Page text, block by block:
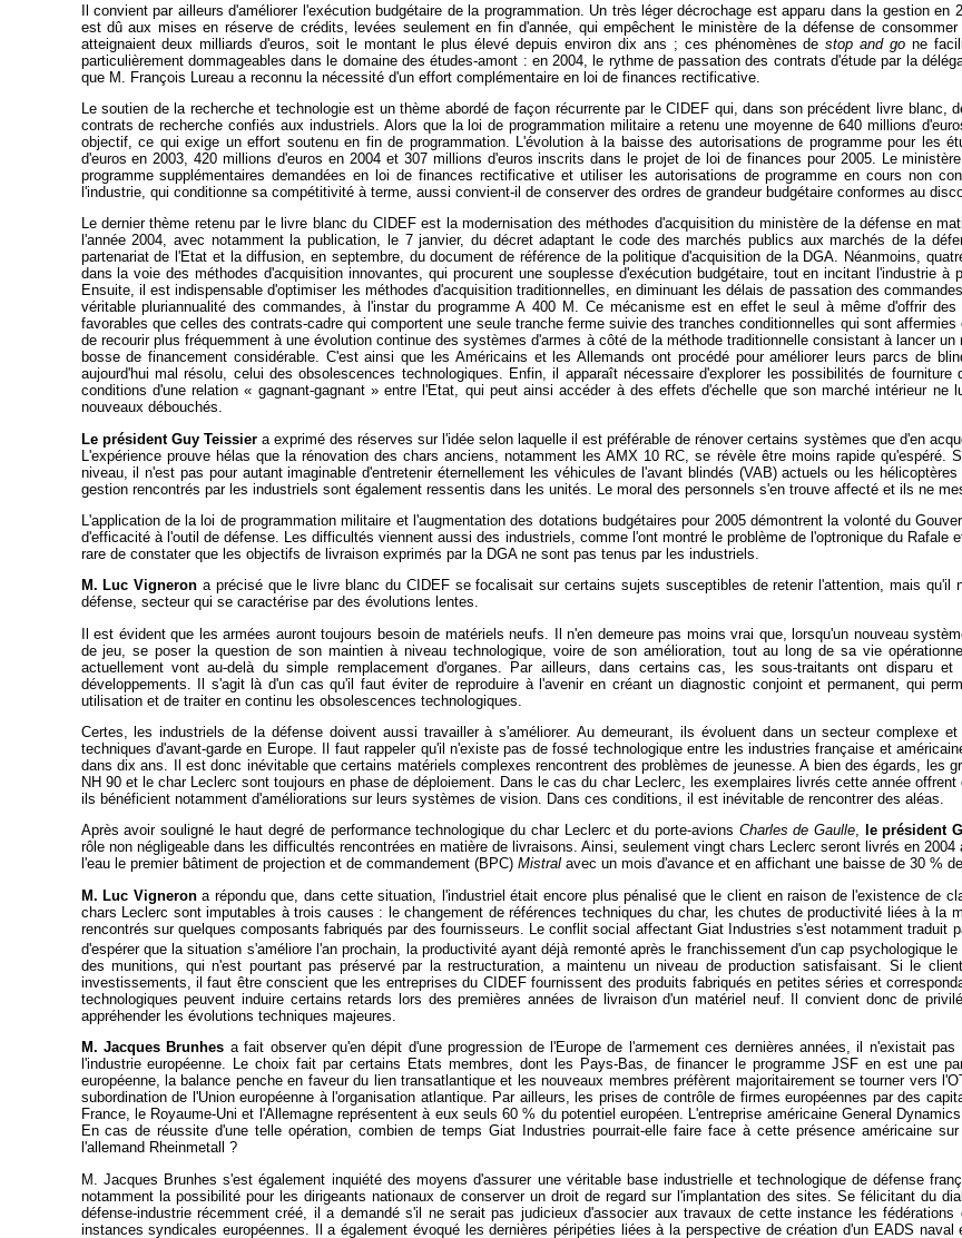
Il convient par ailleurs d'améliorer l'exécution budgétaire de la programmation. Un très léger décrochage est apparu dans la gestion
est dû aux mises en réserve de crédits, levées seulement en fin d'année, qui empêchent le ministère de la défense de
atteignaient deux milliards d'euros, soit le montant le plus élevé depuis environ dix ans ; ces phénomènes destop and go ne
particulièrement dommageables dans le domaine des études-amont : en 2004, le rythme de passation des contrats d'étude par la
que M. François Lureau a reconnu la nécessité d'un effort complémentaire en loi de finances rectificative.
Le soutien de la recherche et technologie est un thème abordé de façon récurrente par le CIDEF qui, dans son précédent livre blanc,
contrats de recherche confiés aux industriels. Alors que la loi de programmation militaire a retenu une moyenne de 640 millions
objectif, ce qui exige un effort soutenu en fin de programmation. L'évolution à la baisse des autorisations de programme pour les
d'euros en 2003, 420 millions d'euros en 2004 et 307 millions d'euros inscrits dans le projet de loi de finances pour 2005. Le
programme supplémentaires demandées en loi de finances rectificative et utiliser les autorisations de programme en cours non
l'industrie, qui conditionne sa compétitivité à terme, aussi convient-il de conserver des ordres de grandeur budgétaire conformes au
Le dernier thème retenu par le livre blanc du CIDEF est la modernisation des méthodes d'acquisition du ministère de la défense en
l'année 2004, avec notamment la publication, le 7 janvier, du décret adaptant le code des marchés publics aux marchés de la
partenariat de l'Etat et la diffusion, en septembre, du document de référence de la politique d'acquisition de la DGA. Néanmoins,
dans la voie des méthodes d'acquisition innovantes, qui procurent une souplesse d'exécution budgétaire, tout en incitant l'industrie
Ensuite, il est indispensable d'optimiser les méthodes d'acquisition traditionnelles, en diminuant les délais de passation des
véritable pluriannualité des commandes, à l'instar du programme A 400 M. Ce mécanisme est en effet le seul à même d'offrir
favorables que celles des contrats-cadre qui comportent une seule tranche ferme suivie des tranches conditionnelles qui sont
de recourir plus fréquemment à une évolution continue des systèmes d'armes à côté de la méthode traditionnelle consistant à lancer
bosse de financement considérable. C'est ainsi que les Américains et les Allemands ont procédé pour améliorer leurs parcs de
aujourd'hui mal résolu, celui des obsolescences technologiques. Enfin, il apparaît nécessaire d'explorer les possibilités de
conditions d'une relation « gagnant-gagnant » entre l'Etat, qui peut ainsi accéder à des effets d'échelle que son marché intérieur
nouveaux débouchés.
Le président Guy Teissiera exprimé des réserves sur l'idée selon laquelle il est préférable de rénover certains systèmes que d'en
L'expérience prouve hélas que la rénovation des chars anciens, notamment les AMX 10 RC, se révèle être moins rapide
niveau, il n'est pas pour autant imaginable d'entretenir éternellement les véhicules de l'avant blindés (VAB) actuels ou les
gestion rencontrés par les industriels sont également ressentis dans les unités. Le moral des personnels s'en trouve affecté et ils ne
L'application de la loi de programmation militaire et l'augmentation des dotations budgétaires pour 2005 démontrent la volonté du
d'efficacité à l'outil de défense. Les difficultés viennent aussi des industriels, comme l'ont montré le problème de l'optronique du
rare de constater que les objectifs de livraison exprimés par la DGA ne sont pas tenus par les industriels.
M. Luc Vigneron a précisé que le livre blanc du CIDEF se focalisait sur certains sujets susceptibles de retenir l'attention, mais
défense, secteur qui se caractérise par des évolutions lentes.
Il est évident que les armées auront toujours besoin de matériels neufs. Il n'en demeure pas moins vrai que, lorsqu'un nouveau
de jeu, se poser la question de son maintien à niveau technologique, voire de son amélioration, tout au long de sa vie
actuellement vont au-delà du simple remplacement d'organes. Par ailleurs, dans certains cas, les sous-traitants ont disparu
développements. Il s'agit là d'un cas qu'il faut éviter de reproduire à l'avenir en créant un diagnostic conjoint et permanent, qui
utilisation et de traiter en continu les obsolescences technologiques.
Certes, les industriels de la défense doivent aussi travailler à s'améliorer. Au demeurant, ils évoluent dans un secteur complexe
techniques d'avant-garde en Europe. Il faut rappeler qu'il n'existe pas de fossé technologique entre les industries française et
dans dix ans. Il est donc inévitable que certains matériels complexes rencontrent des problèmes de jeunesse. A bien des égards, les
NH 90 et le char Leclerc sont toujours en phase de déploiement. Dans le cas du char Leclerc, les exemplaires livrés cette année
ils bénéficient notamment d'améliorations sur leurs systèmes de vision. Dans ces conditions, il est inévitable de rencontrer des aléas.
Après avoir souligné le haut degré de performance technologique du char Leclerc et du porte-avions Charles de Gaulle, le président
rôle non négligeable dans les difficultés rencontrées en matière de livraisons. Ainsi, seulement vingt chars Leclerc seront livrés en
l'eau le premier bâtiment de projection et de commandement (BPC) Mistralavec un mois d'avance et en affichant une baisse de 30 %
M. Luc Vignerona répondu que, dans cette situation, l'industriel était encore plus pénalisé que le client en raison de l'existence de
chars Leclerc sont imputables à trois causes : le changement de références techniques du char, les chutes de productivité liées à la
rencontrés sur quelques composants fabriqués par des fournisseurs. Le conflit social affectant Giat Industries s'est notamment traduit
d'espérer que la situation s'améliore l'an prochain, la productivité ayant déjà remonté après le franchissement d'un cap psychologique le
des munitions, qui n'est pourtant pas préservé par la restructuration, a maintenu un niveau de production satisfaisant. Si le
investissements, il faut être conscient que les entreprises du CIDEF fournissent des produits fabriqués en petites séries et
technologiques peuvent induire certains retards lors des premières années de livraison d'un matériel neuf. Il convient donc de
appréhender les évolutions techniques majeures.
M. Jacques Brunhes a fait observer qu'en dépit d'une progression de l'Europe de l'armement ces dernières années, il n'existait
l'industrie européenne. Le choix fait par certains Etats membres, dont les Pays-Bas, de financer le programme JSF en est une
européenne, la balance penche en faveur du lien transatlantique et les nouveaux membres préfèrent majoritairement se tourner vers
subordination de l'Union européenne à l'organisation atlantique. Par ailleurs, les prises de contrôle de firmes européennes par des
France, le Royaume-Uni et l'Allemagne représentent à eux seuls 60 % du potentiel européen. L'entreprise américaine General
En cas de réussite d'une telle opération, combien de temps Giat Industries pourrait-elle faire face à cette présence américaine
l'allemand Rheinmetall ?
M. Jacques Brunhes s'est également inquiété des moyens d'assurer une véritable base industrielle et technologique de défense
notamment la possibilité pour les dirigeants nationaux de conserver un droit de regard sur l'implantation des sites. Se félicitant du
défense-industrie récemment créé, il a demandé s'il ne serait pas judicieux d'associer aux travaux de cette instance les
instances syndicales européennes. Il a également évoqué les dernières péripéties liées à la perspective de création d'un EADS